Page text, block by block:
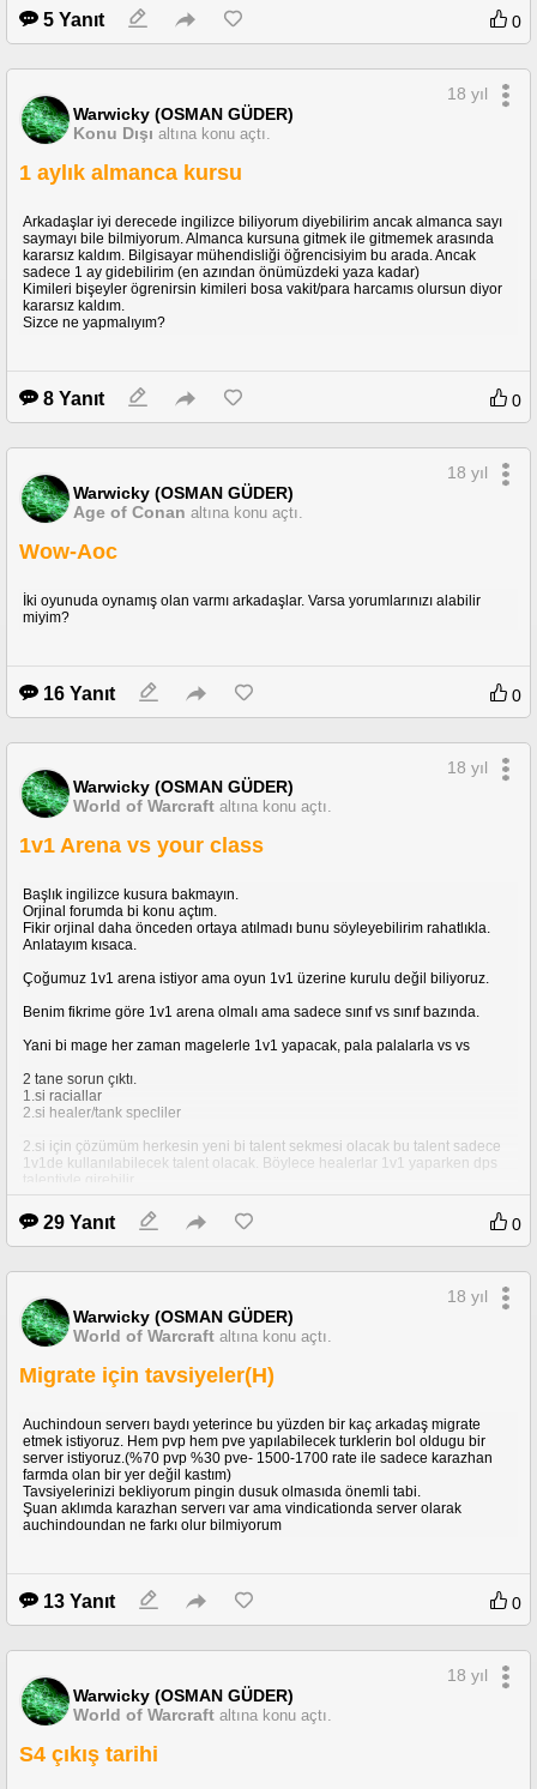
5 Yanıt 0
Warwicky (OSMAN GÜDER)
Konu Dışı altına konu açtı.
18 yıl
1 aylık almanca kursu
Arkadaşlar iyi derecede ingilizce biliyorum diyebilirim ancak almanca sayı
saymayı bile bilmiyorum. Almanca kursuna gitmek ile gitmemek arasında
kararsız kaldım. Bilgisayar mühendisliği öğrencisiyim bu arada. Ancak
sadece 1 ay gidebilirim (en azından önümüzdeki yaza kadar)
Kimileri bişeyler ögrenirsin kimileri bosa vakit/para harcamıs olursun diyor
kararsız kaldım.
Sizce ne yapmalıyım?
8 Yanıt 0
Warwicky (OSMAN GÜDER)
Age of Conan altına konu açtı.
18 yıl
Wow-Aoc
İki oyunuda oynamış olan varmı arkadaşlar. Varsa yorumlarınızı alabilir
miyim?
16 Yanıt 0
Warwicky (OSMAN GÜDER)
World of Warcraft altına konu açtı.
18 yıl
1v1 Arena vs your class
Başlık ingilizce kusura bakmayın.
Orjinal forumda bi konu açtım.
Fikir orjinal daha önceden ortaya atılmadı bunu söyleyebilirim rahatlıkla.
Anlatayım kısaca.
Çoğumuz 1v1 arena istiyor ama oyun 1v1 üzerine kurulu değil biliyoruz.
Benim fikrime göre 1v1 arena olmalı ama sadece sınıf vs sınıf bazında.
Yani bi mage her zaman magelerle 1v1 yapacak, pala palalarla vs vs
2 tane sorun çıktı.
1.si raciallar
2.si healer/tank specliler
2.si için çözümüm herkesin yeni bi talent sekmesi olacak bu talent sadece
1v1de kullanılabilecek talent olacak. Böylece healerlar 1v1 yaparken dps
1.si ise racialların iptali en uygunu.
Çünkü human rogue ,undead warlock, gnome mage/dranei , orc warrior vs
olması en uygun olanı bence.(Ancak kesin olmayabilirde)
Boyle bir durumda %100 dengeli bir arena ortaya çıkıyor.
Benim fikrim bu siz neler düşünüyosunuz?
http://forums.wow-europe.com/thread.html?
29 Yanıt 0
Warwicky (OSMAN GÜDER)
World of Warcraft altına konu açtı.
18 yıl
Migrate için tavsiyeler(H)
Auchindoun serverı baydı yeterince bu yüzden bir kaç arkadaş migrate
etmek istiyoruz. Hem pvp hem pve yapılabilecek turklerin bol oldugu bir
server istiyoruz.(%70 pvp %30 pve- 1500-1700 rate ile sadece karazhan
farmda olan bir yer değil kastım)
Tavsiyelerinizi bekliyorum pingin dusuk olmasıda önemli tabi.
Şuan aklımda karazhan serverı var ama vindicationda server olarak
auchindoundan ne farkı olur bilmiyorum
13 Yanıt 0
Warwicky (OSMAN GÜDER)
World of Warcraft altına konu açtı.
18 yıl
S4 çıkış tarihi